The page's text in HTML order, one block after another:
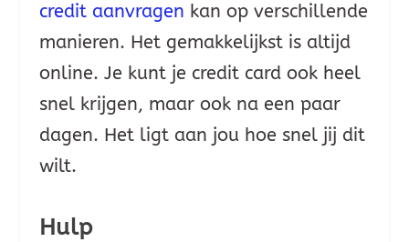
credit aanvragen kan op verschillende
manieren. Het gemakkelijkst is altijd
online. Je kunt je credit card ook heel
snel krijgen, maar ook na een paar
dagen. Het ligt aan jou hoe snel jij dit
wilt.
Hulp